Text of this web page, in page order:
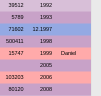
39512 1992
5789 1993
71602 12.1997
500411 1998
15747 1999 Daniel
2005
103203 2006
80120 2008